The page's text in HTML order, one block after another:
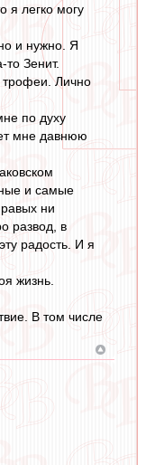
я легко могу
и нужно. Я
то Зенит.
трофеи. Лично
по духу
мне давнюю
и самые
ни
развод, в
радость. И я
жизнь.
В том числе